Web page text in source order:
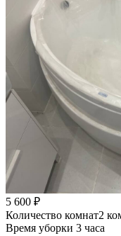
5 600 ₽
Количество комнат2
Время уборки 3 часа